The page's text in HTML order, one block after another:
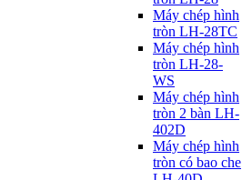
Máy chép hình
tròn LH-28TC
Máy chép hình
tròn LH-28-
WS
Máy chép hình
tròn 2 bàn LH-
402D
Máy chép hình
tròn có bao che